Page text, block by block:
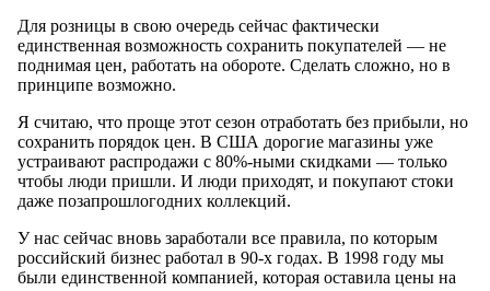
Для розницы в свою очередь сейчас фактически
единственная возможность сохранить покупателей — не
поднимая цен, работать на обороте. Сделать сложно, но в
принципе возможно.
Я считаю, что проще этот сезон отработать без прибыли, но
сохранить порядок цен. В США дорогие магазины уже
устраивают распродажи с 80%-ными скидками — только
чтобы люди пришли. И люди приходят, и покупают стоки
даже позапрошлогодних коллекций.
У нас сейчас вновь заработали все правила, по которым
российский бизнес работал в 90-х годах. В 1998 году мы
были единственной компанией, которая оставила цены на